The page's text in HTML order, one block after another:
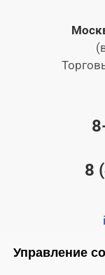
Управление
8